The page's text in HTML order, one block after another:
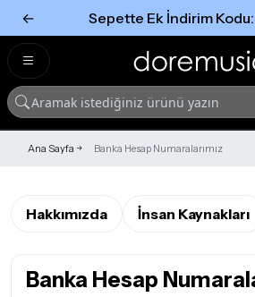
← Sepette Ek İndirim
Ana Sayfa Banka Hesap Numaralarımız
Hakkımızda İnsan Kaynakları
Banka Hesap